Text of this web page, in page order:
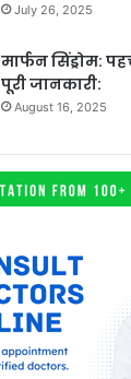
July 26, 2025
मार्फन सिंड्रोम:
पूरी जानकारी:
August 16, 2025